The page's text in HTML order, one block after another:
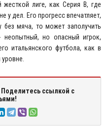
жесткой лиге, как Серия B, где
у дел. Его прогресс впечатляет,
без мяча, то может заполучить
неопытный, но опасный игрок,
итальянского футбола, как в
Поделитесь ссылкой с